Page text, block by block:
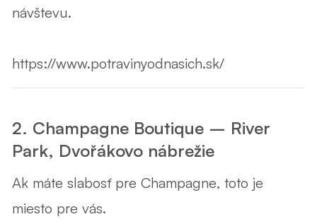
návštevu.
https://www.potravinyodnasich.sk/
2. Champagne Boutique – River
Park, Dvořákovo nábrežie
Ak máte slabosť pre Champagne, toto je
miesto pre vás.